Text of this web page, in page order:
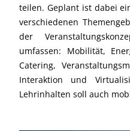
teilen. Geplant ist dabei
verschiedenen
der
umfassen: Mobilität,
Catering,
Interaktion und
Lehrinhalten soll auch